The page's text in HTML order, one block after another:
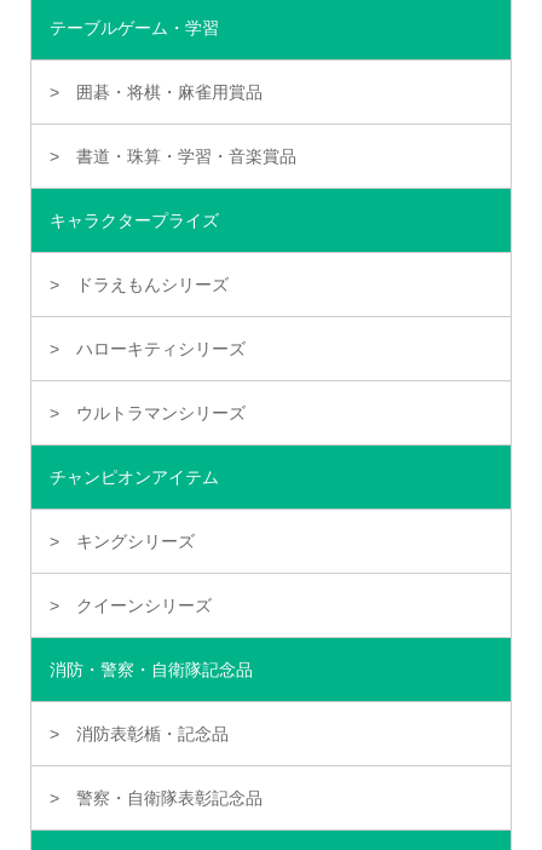
テーブルゲーム・学習
囲碁・将棋・麻雀用賞品
書道・珠算・学習・音楽賞品
キャラクタープライズ
ドラえもんシリーズ
ハローキティシリーズ
ウルトラマンシリーズ
チャンピオンアイテム
キングシリーズ
クイーンシリーズ
消防・警察・自衛隊記念品
消防表彰楯・記念品
警察・自衛隊表彰記念品